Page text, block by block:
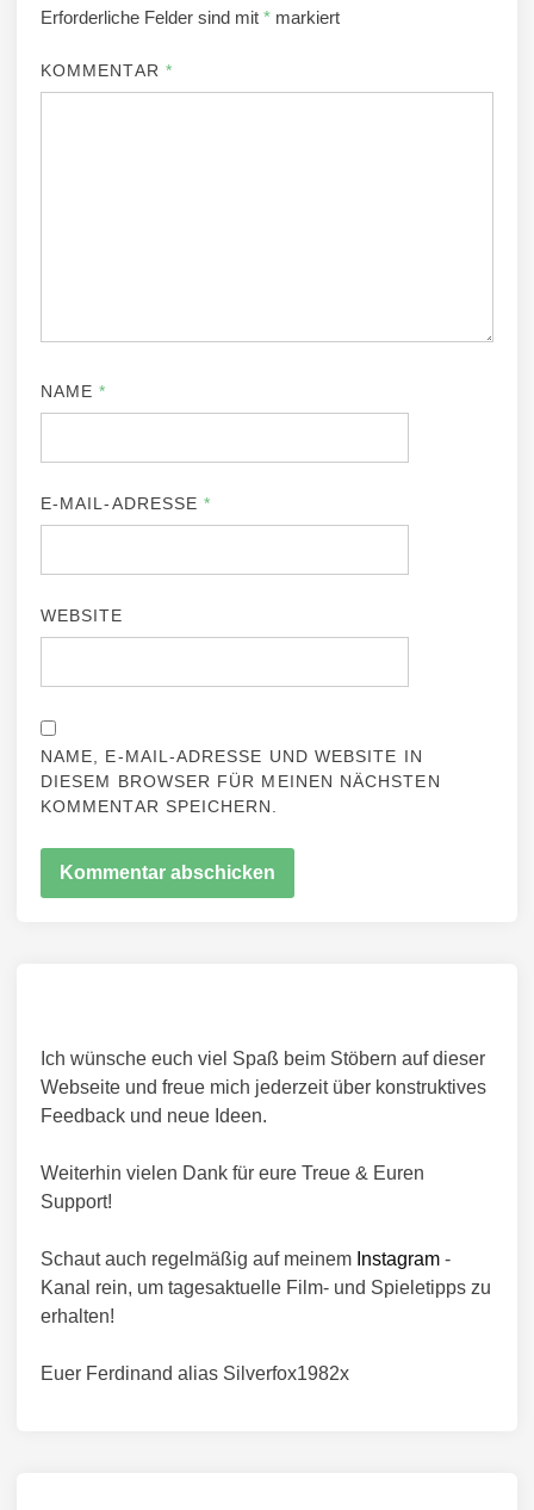
Erforderliche Felder sind mit * markiert
KOMMENTAR *
NAME*
E-MAIL-ADRESSE*
WEBSITE
NAME, E-MAIL-ADRESSE UND WEBSITE IN
DIESEM BROWSER FÜR MEINEN NÄCHSTEN
KOMMENTAR SPEICHERN.
Ich wünsche euch viel Spaß beim Stöbern auf dieser
Webseite und freue mich jederzeit über konstruktives
Feedback und neue Ideen.
Weiterhin vielen Dank für eure Treue & Euren
Support!
Schaut auch regelmäßig auf meinem Instagram -
Kanal rein, um tagesaktuelle Film- und Spieletipps zu
erhalten!
Euer Ferdinand alias Silverfox1982x